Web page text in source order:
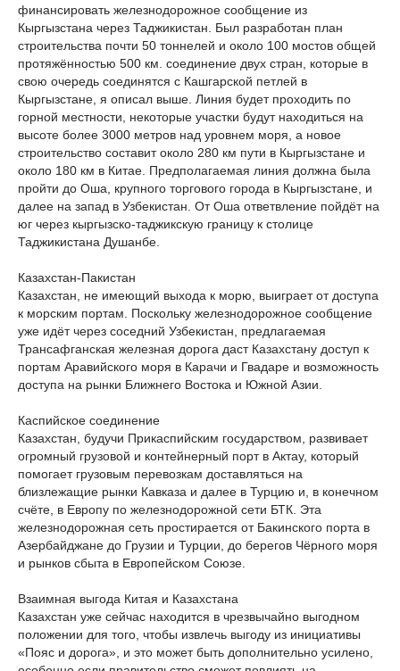
финансировать железнодорожное сообщение из
Кыргызстана через Таджикистан. Был разработан план
строительства почти 50 тоннелей и около 100 мостов общей
протяжённостью 500 км. соединение двух стран, которые в
свою очередь соединятся с Кашгарской петлей в
Кыргызстане, я описал выше. Линия будет проходить по
горной местности, некоторые участки будут находиться на
высоте более 3000 метров над уровнем моря, а новое
строительство составит около 280 км пути в Кыргызстане и
около 180 км в Китае. Предполагаемая линия должна была
пройти до Оша, крупного торгового города в Кыргызстане, и
далее на запад в Узбекистан. От Оша ответвление пойдёт на
юг через кыргызско-таджикскую границу к столице
Таджикистана Душанбе.
Казахстан-Пакистан
Казахстан, не имеющий выхода к морю, выиграет от доступа
к морским портам. Поскольку железнодорожное сообщение
уже идёт через соседний Узбекистан, предлагаемая
Трансафганская железная дорога даст Казахстану доступ к
портам Аравийского моря в Карачи и Гвадаре и возможность
доступа на рынки Ближнего Востока и Южной Азии.
Каспийское соединение
Казахстан, будучи Прикаспийским государством, развивает
огромный грузовой и контейнерный порт в Актау, который
помогает грузовым перевозкам доставляться на
близлежащие рынки Кавказа и далее в Турцию и, в конечном
счёте, в Европу по железнодорожной сети БТК. Эта
железнодорожная сеть простирается от Бакинского порта в
Азербайджане до Грузии и Турции, до берегов Чёрного моря
и рынков сбыта в Европейском Союзе.
Взаимная выгода Китая и Казахстана
Казахстан уже сейчас находится в чрезвычайно выгодном
положении для того, чтобы извлечь выгоду из инициативы
«Пояс и дорога», и это может быть дополнительно усилено,